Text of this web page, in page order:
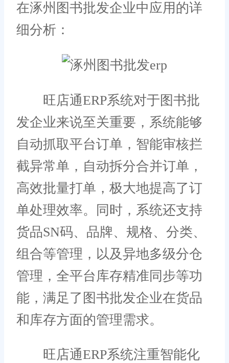
在涿州图书批发企业中应用的详
细分析：
旺店通ERP系统对于图书批
发企业来说至关重要，系统能够
自动抓取平台订单，智能审核拦
截异常单，自动拆分合并订单，
高效批量打单，极大地提高了订
单处理效率。同时，系统还支持
货品SN码、品牌、规格、分类、
组合等管理，以及异地多级分仓
管理，全平台库存精准同步等功
能，满足了图书批发企业在货品
和库存方面的管理需求。
旺店通ERP系统注重智能化